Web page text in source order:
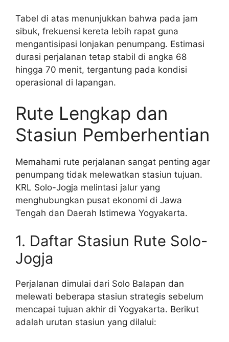
Tabel di atas menunjukkan bahwa pada jam
sibuk, frekuensi kereta lebih rapat guna
mengantisipasi lonjakan penumpang. Estimasi
durasi perjalanan tetap stabil di angka 68
hingga 70 menit, tergantung pada kondisi
operasional di lapangan.
Rute Lengkap dan
Stasiun Pemberhentian
Memahami rute perjalanan sangat penting agar
penumpang tidak melewatkan stasiun tujuan.
KRL Solo-Jogja melintasi jalur yang
menghubungkan pusat ekonomi di Jawa
Tengah dan Daerah Istimewa Yogyakarta.
1. Daftar Stasiun Rute Solo-
Jogja
Perjalanan dimulai dari Solo Balapan dan
melewati beberapa stasiun strategis sebelum
mencapai tujuan akhir di Yogyakarta. Berikut
adalah urutan stasiun yang dilalui: